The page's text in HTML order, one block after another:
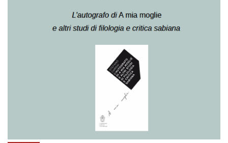
dell’intellettuale
nell’Italia